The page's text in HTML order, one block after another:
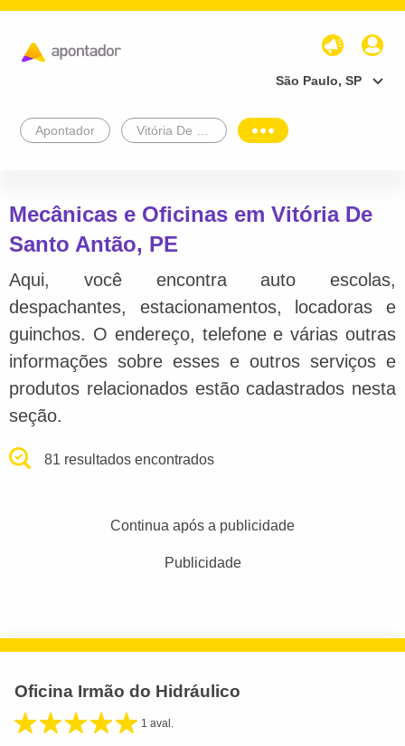
São Paulo, SP
Apontador
Mecânicas e Oficinas em Vitória De
Santo Antão, PE
Aqui, você encontra auto escolas,
despachantes, estacionamentos, locadoras e
guinchos. O endereço, telefone e várias outras
informações sobre esses e outros serviços e
produtos relacionados estão cadastrados nesta
seção.
81 resultados encontrados
Continua após a publicidade
Publicidade
Oficina Irmão do Hidráulico
1 aval.